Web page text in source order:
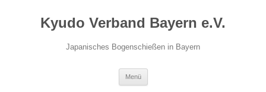
springenKyudo Verband Bayern e.V.
Japanisches Bogenschießen in Bayern
Menü